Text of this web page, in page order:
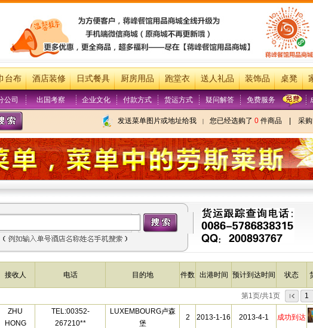
台布 酒店装修 日式餐具 厨房用品 跑堂衣 送人礼品 装饰品 桌凳
公司 出国考察 企业文化 付款方式 货运方式 疑问解答 免费服务
发送菜单图片或地址给我 | 您已经选购了 0 件商品 采
接收人 电话 目的地 件数 出港时间 预计到达时间 状态
第1页/共1页 1
ZHU
HONG
TEL:00352-
267210**
LUXEMBOURG卢森
堡
2 2013-1-16 2013-4-1 成功到达